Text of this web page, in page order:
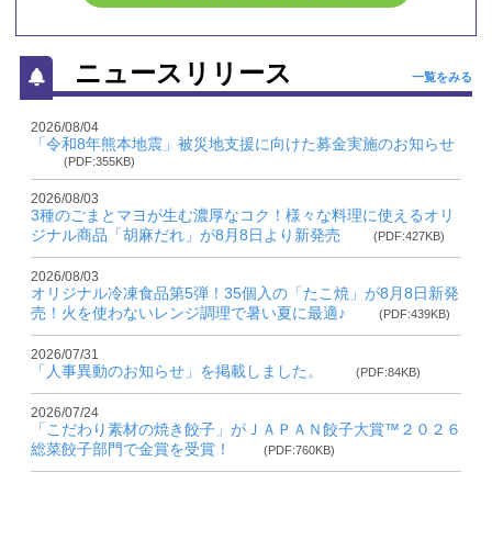
ニュースリリース 一覧をみる
2026/08/04
「令和8年熊本地震」被災地支援に向けた募金実施のお知らせ
(PDF:355KB)
2026/08/03
3種のごまとマヨが生む濃厚なコク！様々な料理に使えるオリ
ジナル商品「胡麻だれ」が8月8日より新発売
(PDF:427KB)
2026/08/03
オリジナル冷凍食品第5弾！35個入の「たこ焼」が8月8日新発
売！火を使わないレンジ調理で暑い夏に最適♪
(PDF:439KB)
2026/07/31
「人事異動のお知らせ」を掲載しました。 (PDF:84KB)
2026/07/24
「こだわり素材の焼き餃子」がＪＡＰＡＮ餃子大賞™２０２６
総菜餃子部門で金賞を受賞！
(PDF:760KB)